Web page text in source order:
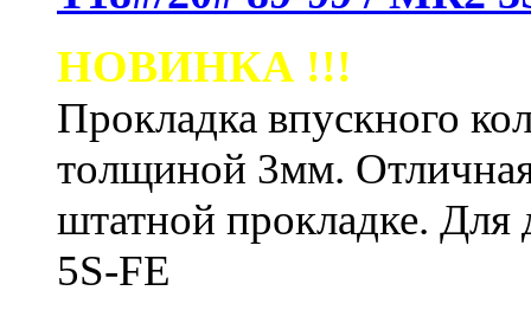
НОВИНКА !!!
Прокладка впускного
толщиной 3мм.
штатной прокладке. Для
5S-FE